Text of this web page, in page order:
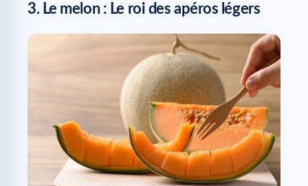
3. Le melon : Le roi des apéros légers